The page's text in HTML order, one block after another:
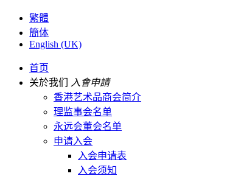
繁體
簡体
English (UK)
首页
关於我们
入會申請
香港艺术品商会简介
理监事会名单
永远会董会名单
申请入会
入会申请表
入会须知